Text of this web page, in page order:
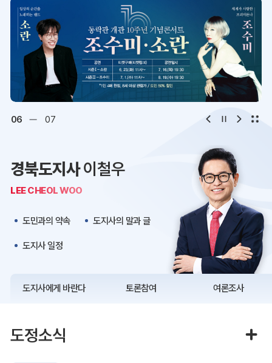
대구·경북
행정 통합
조직도
디지털아카이브 문화·관광
오시는 길
K보듬 6000
정보공개
06 07
경북도지사이철우
LEE CHEOL WOO
도민과의 약속 도지사의 말과 글
도지사 일정
도지사에게 바란다 토론참여 여론조사
도정소식